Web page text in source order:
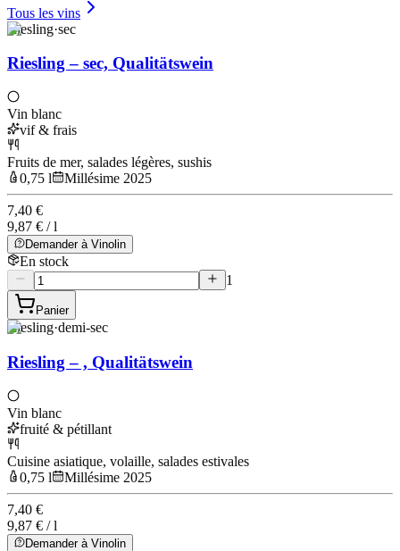
Tous les vins
Riesling·sec
Riesling – sec, Qualitätswein
Vin blanc
vif & frais
Fruits de mer, salades légères, sushis
0,75 l
Millésime 2025
7,40 €
9,87 € / l
Demander à Vinolin
En stock
1
Panier
Riesling·demi-sec
Riesling – , Qualitätswein
Vin blanc
fruité & pétillant
Cuisine asiatique, volaille, salades estivales
0,75 l
Millésime 2025
7,40 €
9,87 € / l
Demander à Vinolin